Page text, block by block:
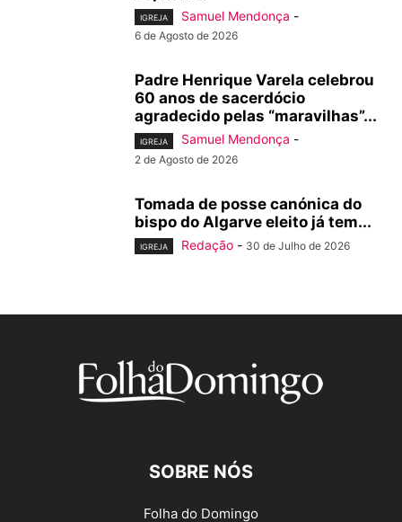
IGREJA Samuel Mendonça -
6 de Agosto de 2026
Padre Henrique Varela celebrou
60 anos de sacerdócio
agradecido pelas “maravilhas”...
IGREJA Samuel Mendonça -
2 de Agosto de 2026
Tomada de posse canónica do
bispo do Algarve eleito já tem...
IGREJA Redação - 30 de Julho de 2026
SOBRE NÓS
Folha do Domingo